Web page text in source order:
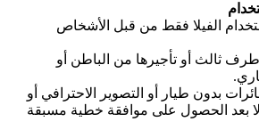
الفيلا فقط من قبل الأشخاص
طرف ثالث أو تأجيرها من الباطن أو
بدون طيار أو التصوير الاحترافي أو
إلا بعد الحصول على موافقة خطية مسبقة